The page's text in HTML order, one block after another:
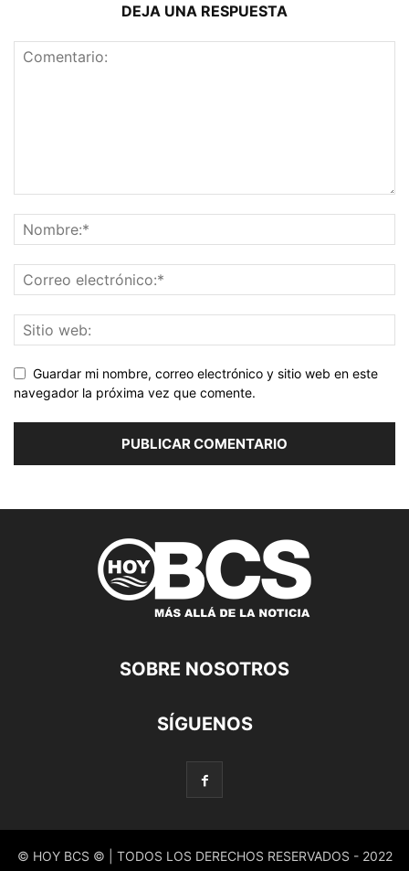
DEJA UNA RESPUESTA
Guardar mi nombre, correo electrónico y sitio web en este
navegador la próxima vez que comente.
SOBRE NOSOTROS
SÍGUENOS
© HOY BCS © | TODOS LOS DERECHOS RESERVADOS - 2022